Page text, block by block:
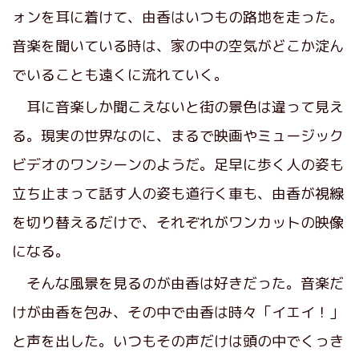
ォンを耳に着けて、由香はいつもの路地を走った。
音楽を聞いている時は、家の中の空気がどこか淀ん
でいることも遠くに流れていく。
耳に音楽しか聞こえないと街の景色は違って見え
る。現実の世界なのに、まるで映画やミュージック
ビデオのワンシーンのようだ。足早に歩く人の姿も
立ち止まって話す人の姿も道行く車も、由香が視線
を切り替えるだけで、それぞれがワンカットの映像
になる。
そんな風景を見るのが由香は好きだった。音楽だ
けが由香を包み、その中で由香は時々「イエイ！」
と声を出した。いつもその声だけは頭の中でくっき